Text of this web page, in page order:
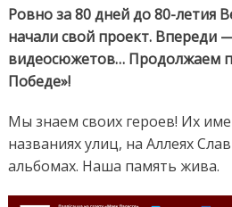
Ровно за 80 дней до 80-летия
начали свой проект. Впереди
видеосюжетов… Продолжаем
Победе»!
Мы знаем своих героев! Их
названиях улиц, на Аллеях
альбомах. Наша память жива.